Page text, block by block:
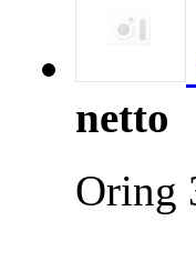
netto
Oring